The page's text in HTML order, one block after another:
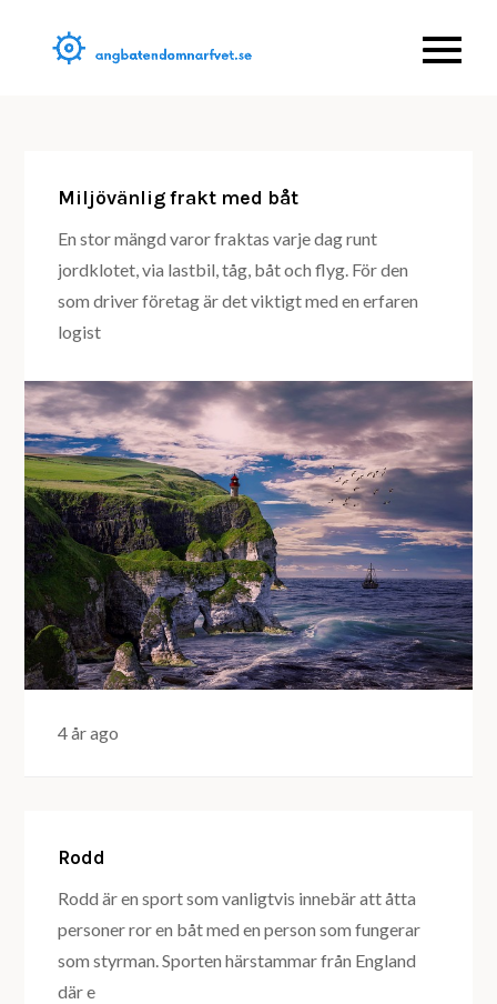
Allt om båtar, båtsporter
Miljövänlig frakt med båt
En stor mängd varor fraktas varje dag runt
jordklotet, via lastbil, tåg, båt och flyg. För den
som driver företag är det viktigt med en erfaren
logist
4 år ago
Rodd
Rodd är en sport som vanligtvis innebär att åtta
personer ror en båt med en person som fungerar
som styrman. Sporten härstammar från England
där e